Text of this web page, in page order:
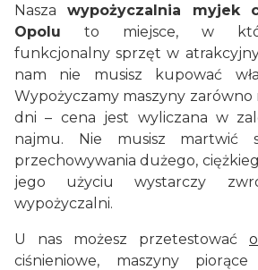
Nasza wypożyczalnia myjek
Opolu to miejsce, w
funkcjonalny sprzęt w
nam nie musisz kupować
Wypożyczamy maszyny zarówno
dni – cena jest wyliczana w
najmu. Nie musisz martwić
przechowywania dużego,
jego użyciu wystarczy
wypożyczalni.
U nas możesz przetestować
ciśnieniowe, maszyny